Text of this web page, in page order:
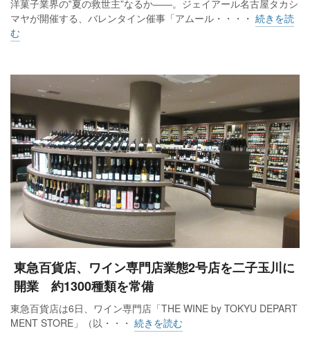
洋菓子業界の‟夏の救世主”なるか――。ジェイアール名古屋タカシ
マヤが開催する、バレンタイン催事「アムール・・・・ 続きを読
む
東急百貨店、ワイン専門店業態2号店を二子玉川に
開業 約1300種類を常備
東急百貨店は6日、ワイン専門店「THE WINE by TOKYU DEPART
MENT STORE」（以・・・ 続きを読む